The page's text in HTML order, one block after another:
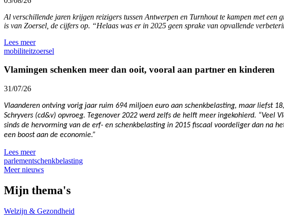
Al verschillende jaren krijgen reizigers tussen Antwerpen en Turnhout te kampen met
is van Zoersel, de cijfers op. “Helaas was er in 2025 geen sprake van opvallende
Lees meer
mobiliteitzoersel
Vlamingen schenken meer dan ooit, vooral aan partner en kinderen
31/07/26
Vlaanderen ontving vorig jaar ruim 694 miljoen euro aan schenkbelasting, maar liefst
Schryvers (cd&v) opvroeg. Tegenover 2022 werd zelfs de helft meer ingekohierd.
sinds de hervorming van de erf- en schenkbelasting in 2015 fiscaal voordeliger dan na
een boost aan de economie.”
Lees meer
parlementschenkbelasting
Meer nieuws
Mijn thema's
Welzijn & Gezondheid